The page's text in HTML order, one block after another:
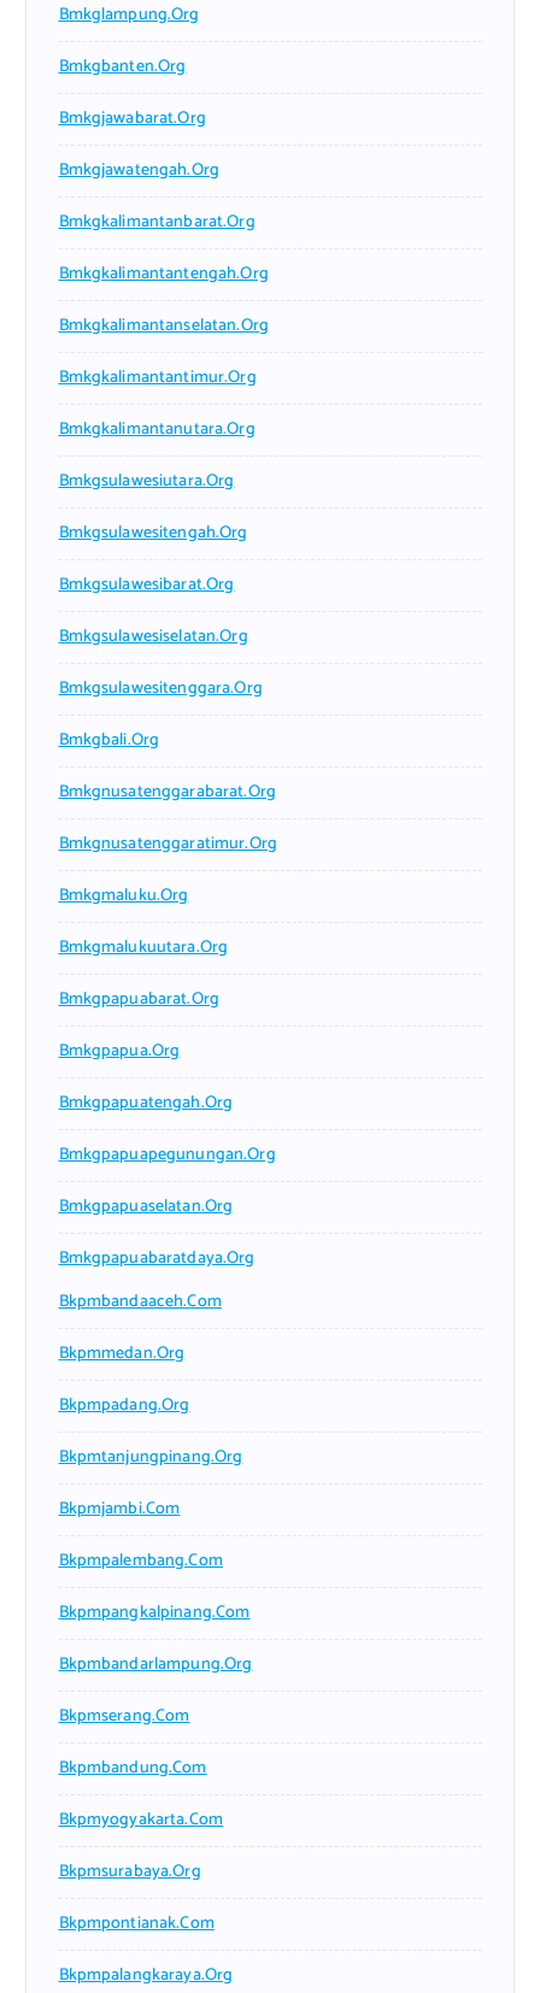
Bmkglampung.org
Bmkgbanten.org
Bmkgjawabarat.org
Bmkgjawatengah.org
Bmkgkalimantanbarat.org
Bmkgkalimantantengah.org
Bmkgkalimantanselatan.org
Bmkgkalimantantimur.org
Bmkgkalimantanutara.org
Bmkgsulawesiutara.org
Bmkgsulawesitengah.org
Bmkgsulawesibarat.org
Bmkgsulawesiselatan.org
Bmkgsulawesitenggara.org
Bmkgbali.org
Bmkgnusatenggarabarat.org
Bmkgnusatenggaratimur.org
Bmkgmaluku.org
Bmkgmalukuutara.org
Bmkgpapuabarat.org
Bmkgpapua.org
Bmkgpapuatengah.org
Bmkgpapuapegunungan.org
Bmkgpapuaselatan.org
Bmkgpapuabaratdaya.org
Bkpmbandaaceh.com
Bkpmmedan.org
Bkpmpadang.org
Bkpmtanjungpinang.org
Bkpmjambi.com
Bkpmpalembang.com
Bkpmpangkalpinang.com
Bkpmbandarlampung.org
Bkpmserang.com
Bkpmbandung.com
Bkpmyogyakarta.com
Bkpmsurabaya.org
Bkpmpontianak.com
Bkpmpalangkaraya.org